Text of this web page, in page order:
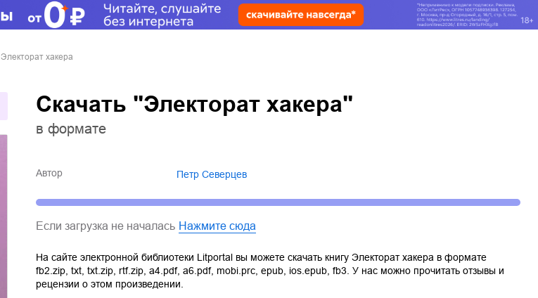
Электорат хакера
Скачать "Электорат хакера"
в формате
Автор Петр Северцев
Если загрузка не началась Нажмите сюда
На сайте электронной библиотеки Litportal вы можете скачать книгу Электорат хакера в формате
fb2.zip txt txt.zip rtf.zip a4.pdf, a6.pdf, mobi.prc epub ios.epub fb3 . У нас можно прочитать отзывы и
рецензии о этом произведении.